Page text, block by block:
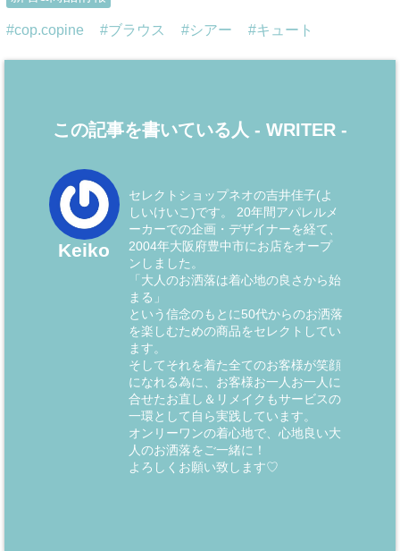
cop.copine ブラウス シアー キュート
この記事を書いている人 - WRITER -
Keiko
セレクトショップネオの吉井佳子(よ
しいけいこ)です。 20年間アパレルメ
ーカーでの企画・デザイナーを経て、
2004年大阪府豊中市にお店をオープ
ンしました。
「大人のお洒落は着心地の良さから始
まる」
という信念のもとに50代からのお洒落
を楽しむための商品をセレクトしてい
ます。
そしてそれを着た全てのお客様が笑顔
になれる為に、お客様お一人お一人に
合せたお直し＆リメイクもサービスの
一環として自ら実践しています。
オンリーワンの着心地で、心地良い大
人のお洒落をご一緒に！
よろしくお願い致します♡